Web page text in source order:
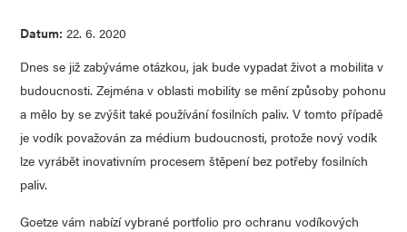
Datum: 22. 6. 2020
Dnes se již zabýváme otázkou, jak bude vypadat život a mobilita v
budoucnosti. Zejména v oblasti mobility se mění způsoby pohonu
a mělo by se zvýšit také používání fosilních paliv. V tomto případě
je vodík považován za médium budoucnosti, protože nový vodík
lze vyrábět inovativním procesem štěpení bez potřeby fosilních
paliv.
Goetze vám nabízí vybrané portfolio pro ochranu vodíkových